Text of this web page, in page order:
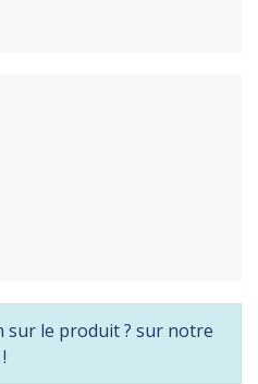
sur le produit ? sur notre